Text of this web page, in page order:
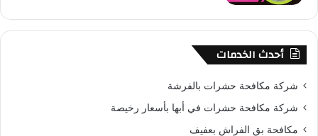
أحدث الخدمات
شركة مكافحة حشرات بالفرشة
شركة مكافحة حشرات في أبها بأسعار رخيصة
مكافحة بق الفراش بعفيف